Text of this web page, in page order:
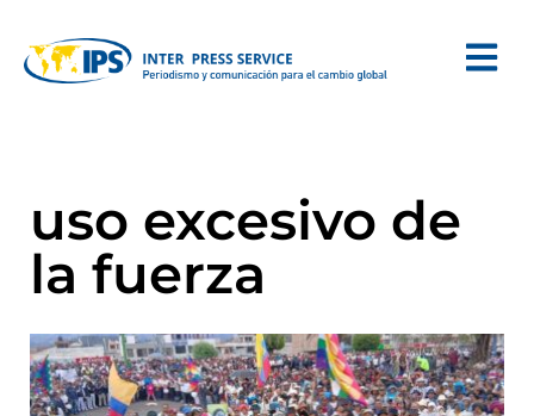
uso excesivo de
la fuerza